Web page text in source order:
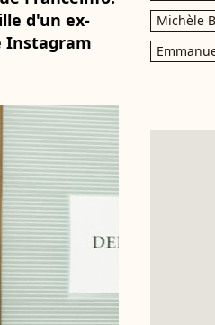
d'un ex-
Instagram
Michèle